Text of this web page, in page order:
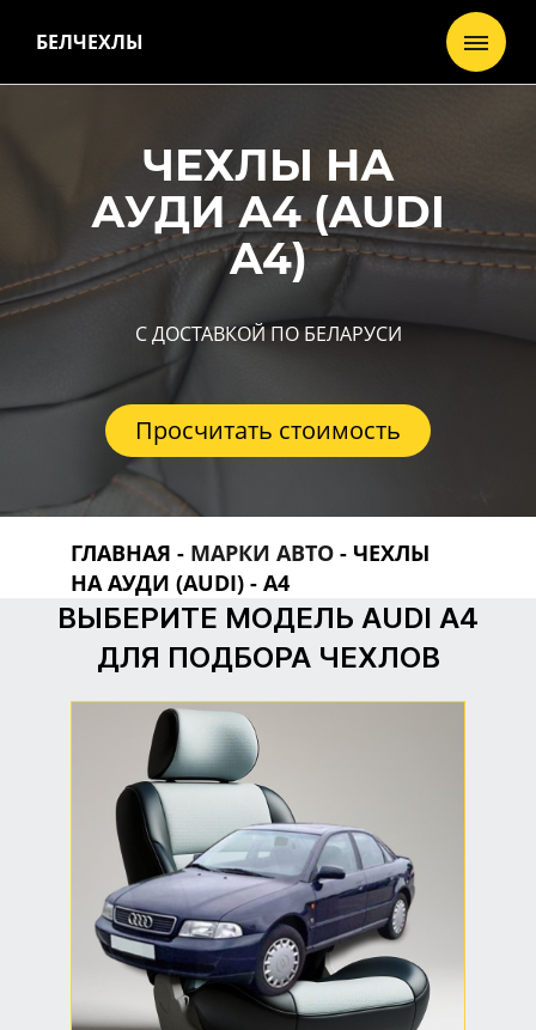
БЕЛЧЕХЛЫ
ЧЕХЛЫ НА
АУДИ А4 (AUDI
A4)
С ДОСТАВКОЙ ПО БЕЛАРУСИ
Просчитать стоимость
ГЛАВНАЯ - МАРКИ АВТО - ЧЕХЛЫ
НА АУДИ (AUDI) - A4
ВЫБЕРИТЕ МОДЕЛЬ AUDI A4
ДЛЯ ПОДБОРА ЧЕХЛОВ
Чехлы Audi A4 B5
Седан
Модельные чехлы на Audi
A4 B5 седан — точная
посадка, поддержка
AirBag и защита
оригинальной обивки.